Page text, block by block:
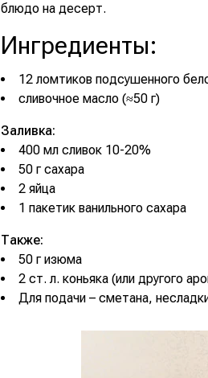
блюдо на десерт.
Ингредиенты:
12 ломтиков подсушенного
сливочное масло (≈50 г)
Заливка:
400 мл сливок 10-20%
50 г сахара
2 яйца
1 пакетик ванильного сахара
Также:
50 г изюма
2 ст. л. коньяка (или другого
Для подачи – сметана,